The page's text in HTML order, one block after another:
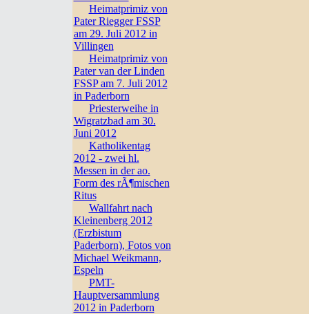
Heimatprimiz von
Pater Riegger FSSP
am 29. Juli 2012 in
Villingen
Heimatprimiz von
Pater van der Linden
FSSP am 7. Juli 2012
in Paderborn
Priesterweihe in
Wigratzbad am 30.
Juni 2012
Katholikentag
2012 - zwei hl.
Messen in der ao.
Form des rÃ¶mischen
Ritus
Wallfahrt nach
Kleinenberg 2012
(Erzbistum
Paderborn), Fotos von
Michael Weikmann,
Espeln
PMT-
Hauptversammlung
2012 in Paderborn